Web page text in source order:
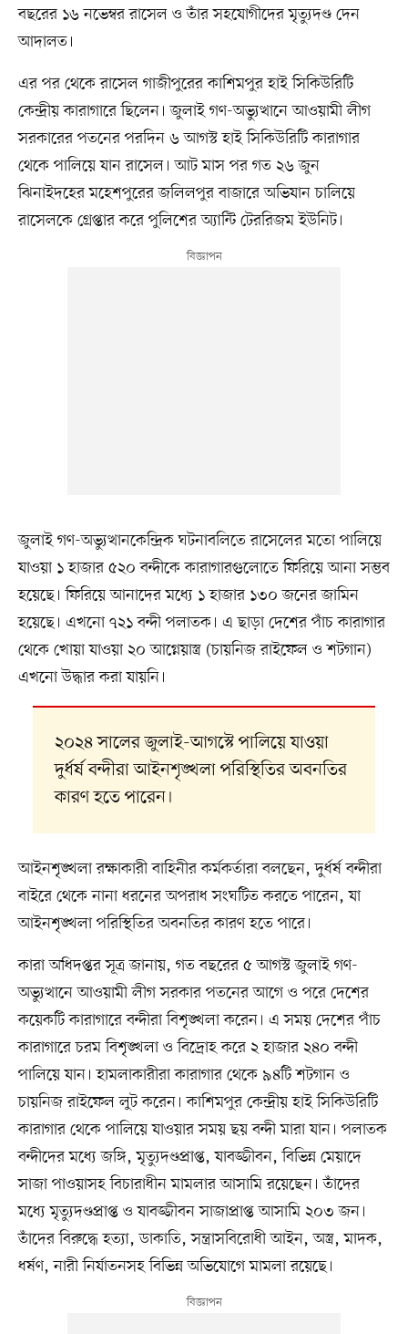
বছরের ১৬ নভেম্বর রাসেল ও তাঁর সহযোগীদের মৃত্যুদণ্ড দেন
আদালত।
এর পর থেকে রাসেল গাজীপুরের কাশিমপুর হাই সিকিউরিটি
কেন্দ্রীয় কারাগারে ছিলেন। জুলাই গণ-অভ্যুত্থানে আওয়ামী লীগ
সরকারের পতনের পরদিন ৬ আগস্ট হাই সিকিউরিটি কারাগার
থেকে পালিয়ে যান রাসেল। আট মাস পর গত ২৬ জুন
ঝিনাইদহের মহেশপুরের জলিলপুর বাজারে অভিযান চালিয়ে
রাসেলকে গ্রেপ্তার করে পুলিশের অ্যান্টি টেররিজম ইউনিট।
জুলাই গণ-অভ্যুত্থানকেন্দ্রিক ঘটনাবলিতে রাসেলের মতো পালিয়ে
যাওয়া ১ হাজার ৫২০ বন্দীকে কারাগারগুলোতে ফিরিয়ে আনা সম্ভব
হয়েছে। ফিরিয়ে আনাদের মধ্যে ১ হাজার ১৩০ জনের জামিন
হয়েছে। এখনো ৭২১ বন্দী পলাতক। এ ছাড়া দেশের পাঁচ কারাগার
থেকে খোয়া যাওয়া ২০ আগ্নেয়াস্ত্র (চায়নিজ রাইফেল ও শটগান)
এখনো উদ্ধার করা যায়নি।
২০২৪ সালের জুলাই-আগস্টে পালিয়ে যাওয়া
দুর্ধর্ষ বন্দীরা আইনশৃঙ্খলা পরিস্থিতির অবনতির
কারণ হতে পারেন।
আইনশৃঙ্খলা রক্ষাকারী বাহিনীর কর্মকর্তারা বলছেন, দুর্ধর্ষ বন্দীরা
বাইরে থেকে নানা ধরনের অপরাধ সংঘটিত করতে পারেন, যা
আইনশৃঙ্খলা পরিস্থিতির অবনতির কারণ হতে পারে।
কারা অধিদপ্তর সূত্র জানায়, গত বছরের ৫ আগস্ট জুলাই গণ-
অভ্যুত্থানে আওয়ামী লীগ সরকার পতনের আগে ও পরে দেশের
কয়েকটি কারাগারে বন্দীরা বিশৃঙ্খলা করেন। এ সময় দেশের পাঁচ
কারাগারে চরম বিশৃঙ্খলা ও বিদ্রোহ করে ২ হাজার ২৪০ বন্দী
পালিয়ে যান। হামলাকারীরা কারাগার থেকে ৯৪টি শটগান ও
চায়নিজ রাইফেল লুট করেন। কাশিমপুর কেন্দ্রীয় হাই সিকিউরিটি
কারাগার থেকে পালিয়ে যাওয়ার সময় ছয় বন্দী মারা যান। পলাতক
বন্দীদের মধ্যে জঙ্গি, মৃত্যুদণ্ডপ্রাপ্ত, যাবজ্জীবন, বিভিন্ন মেয়াদে
সাজা পাওয়াসহ বিচারাধীন মামলার আসামি রয়েছেন। তাঁদের
মধ্যে মৃত্যুদণ্ডপ্রাপ্ত ও যাবজ্জীবন সাজাপ্রাপ্ত আসামি ২০৩ জন।
তাঁদের বিরুদ্ধে হত্যা, ডাকাতি, সন্ত্রাসবিরোধী আইন, অস্ত্র, মাদক,
ধর্ষণ, নারী নির্যাতনসহ বিভিন্ন অভিযোগে মামলা রয়েছে।